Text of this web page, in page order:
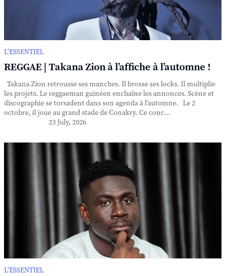
L’ESSENTIEL
REGGAE | Takana Zion à l’affiche à l’automne !
Takana Zion retrousse ses manches. Il brosse ses locks. Il multiplie
les projets. Le reggaeman guinéen enchaîne les annonces. Scène et
discographie se torsadent dans son agenda à l’automne. Le 2
octobre, il joue au grand stade de Conakry. Ce conc...
23 July, 2026
L’ESSENTIEL